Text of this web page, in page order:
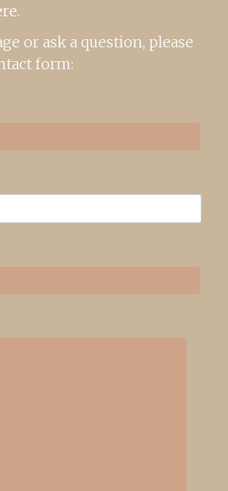
.
or ask a question, please
form: